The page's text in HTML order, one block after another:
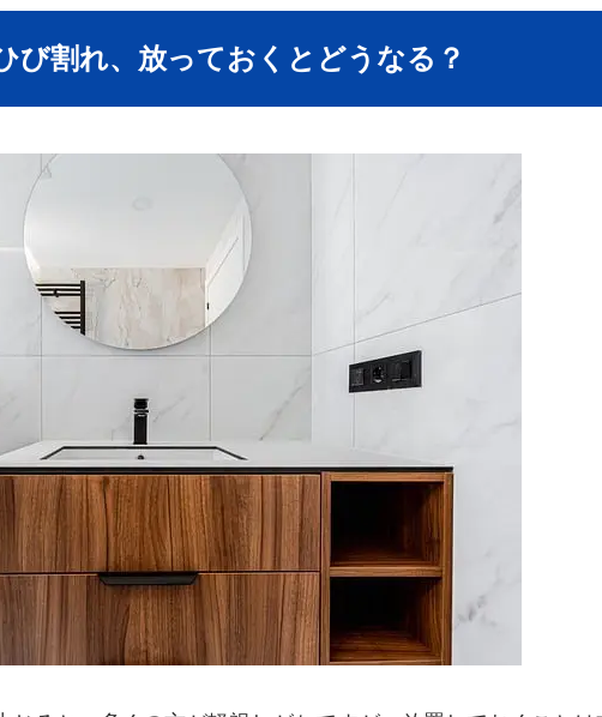
び割れ、放っておくとどうなる？